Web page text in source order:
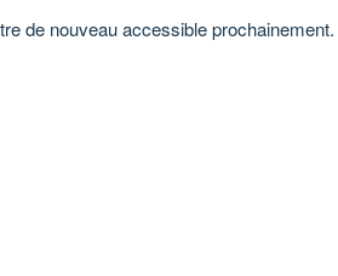
de nouveau accessible